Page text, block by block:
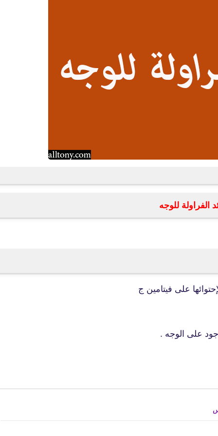
الفراولة للوجه
على فيتامين ج
على الوجه .